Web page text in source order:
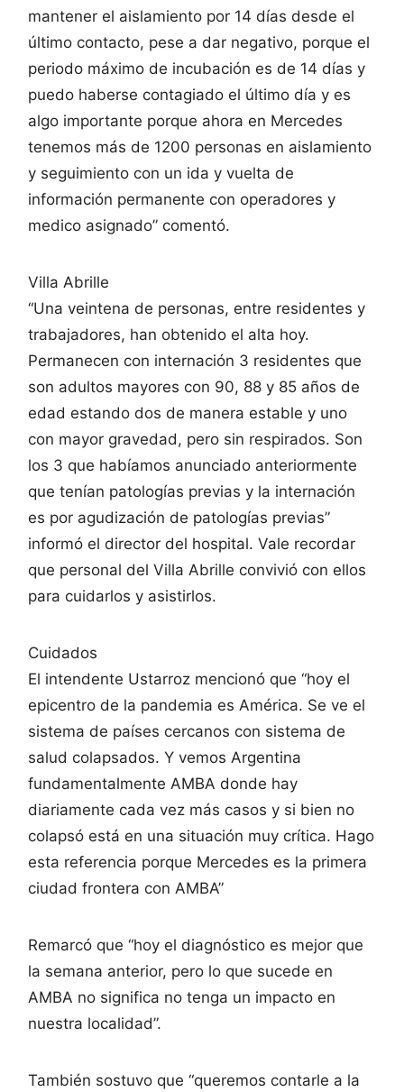
mantener el aislamiento por 14 días desde el
último contacto, pese a dar negativo, porque el
periodo máximo de incubación es de 14 días y
puedo haberse contagiado el último día y es
algo importante porque ahora en Mercedes
tenemos más de 1200 personas en aislamiento
y seguimiento con un ida y vuelta de
información permanente con operadores y
medico asignado” comentó.
Villa Abrille
“Una veintena de personas, entre residentes y
trabajadores, han obtenido el alta hoy.
Permanecen con internación 3 residentes que
son adultos mayores con 90, 88 y 85 años de
edad estando dos de manera estable y uno
con mayor gravedad, pero sin respirados. Son
los 3 que habíamos anunciado anteriormente
que tenían patologías previas y la internación
es por agudización de patologías previas”
informó el director del hospital. Vale recordar
que personal del Villa Abrille convivió con ellos
para cuidarlos y asistirlos.
Cuidados
El intendente Ustarroz mencionó que “hoy el
epicentro de la pandemia es América. Se ve el
sistema de países cercanos con sistema de
salud colapsados. Y vemos Argentina
fundamentalmente AMBA donde hay
diariamente cada vez más casos y si bien no
colapsó está en una situación muy crítica. Hago
esta referencia porque Mercedes es la primera
ciudad frontera con AMBA”
Remarcó que “hoy el diagnóstico es mejor que
la semana anterior, pero lo que sucede en
AMBA no significa no tenga un impacto en
nuestra localidad”.
También sostuvo que “queremos contarle a la